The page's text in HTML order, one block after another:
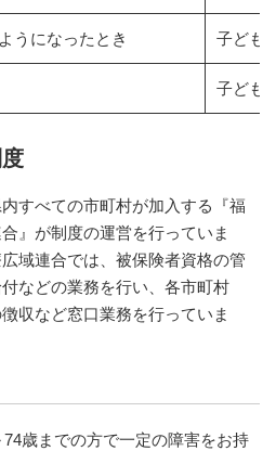
うになったとき 子ども
子ども
すべての市町村が加入する『福
』が制度の運営を行っていま
域連合では、被保険者資格の管
などの業務を行い、各市町村
収など窓口業務を行っていま
歳までの方で一定の障害をお持